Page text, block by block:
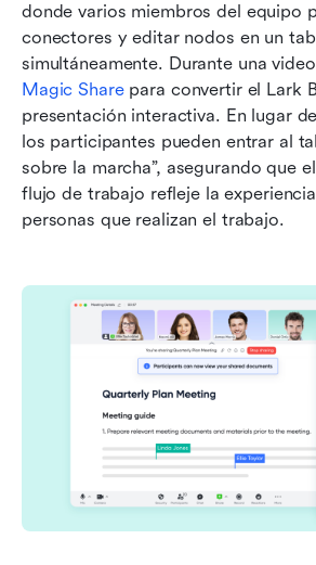
donde varios miembros del equipo
conectores y editar nodos en un
simultáneamente. Durante una
Magic Share para convertir el Lark
presentación interactiva. En lugar
los participantes pueden entrar al
sobre la marcha”, asegurando que
flujo de trabajo refleje la
personas que realizan el trabajo.